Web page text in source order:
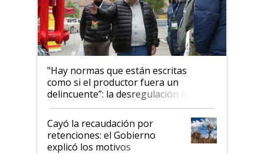
"Hay normas que están escritas
como si el productor fuera un
delincuente”: la desregulación llegó
al Congreso Aapresid y hasta se
habló del financiamiento al IPCVA
Cayó la recaudación por
retenciones: el Gobierno
explicó los motivos